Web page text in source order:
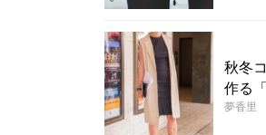
秋冬
作る
夢香里